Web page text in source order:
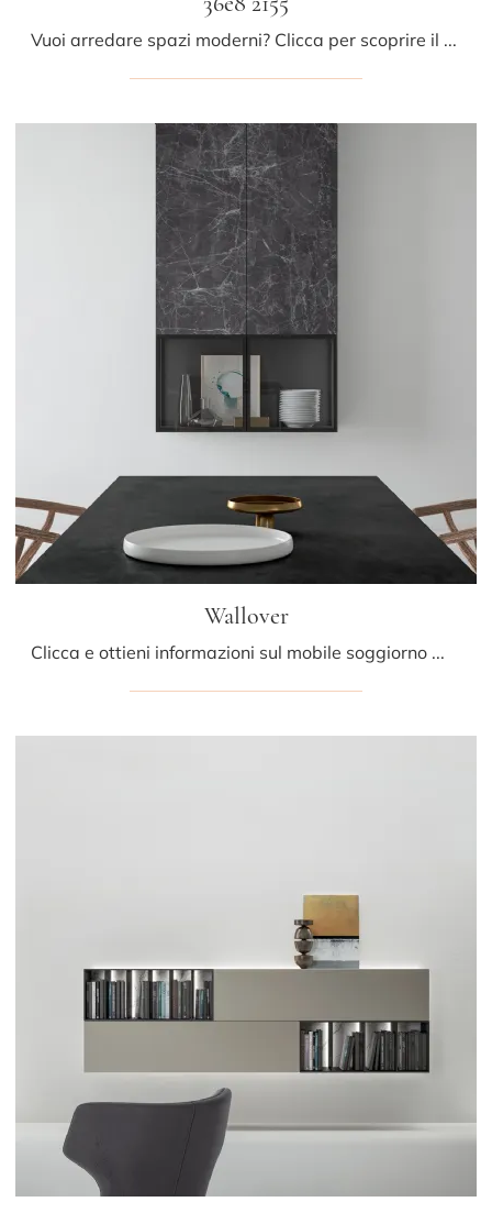
Vuoi arredare spazi moderni? Clicca per scoprire il pensile 36e8 2155 in legno del marchio Lago!
Wallover
Clicca e ottieni informazioni sul mobile soggiorno Wallover Caccaro in gres: arreda un soggiorno pratico e operativo.